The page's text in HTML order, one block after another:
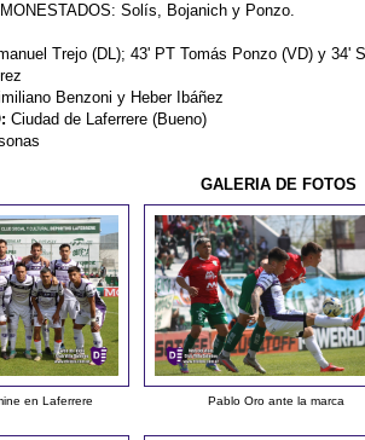
Solís, Bojanich y Ponzo.
Trejo (DL); 43' PT Tomás Ponzo (VD) y 34'
Benzoni y Heber Ibáñez
Ciudad de Laferrere (Bueno)
GALERIA DE FOTOS
en Laferrere Pablo Oro ante la marca